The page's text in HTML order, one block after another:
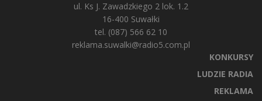
ul. Ks J. Zawadzkiego 2 lok. 1.2
16-400 Suwałki
tel. (087) 566 62 10
reklama.suwalki@radio5.com.pl
KONKURSY
LUDZIE RADIA
REKLAMA